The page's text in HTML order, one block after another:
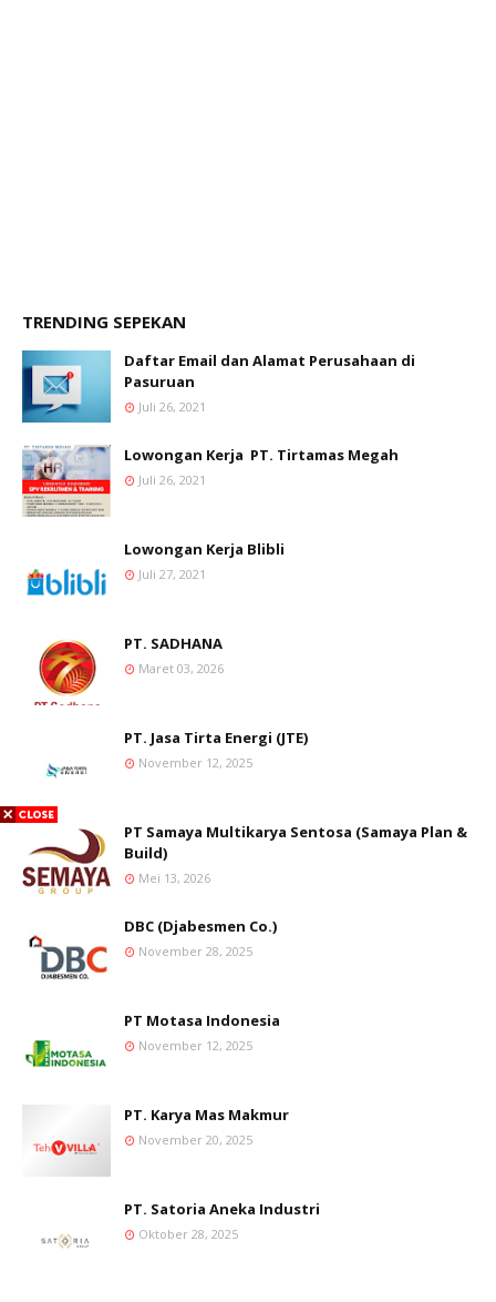
TRENDING SEPEKAN
Daftar Email dan Alamat Perusahaan di
Pasuruan
Juli 26, 2021
Lowongan Kerja PT. Tirtamas Megah
Juli 26, 2021
Lowongan Kerja Blibli
Juli 27, 2021
PT. SADHANA
Maret 03, 2026
PT. Jasa Tirta Energi (JTE)
November 12, 2025
PT Samaya Multikarya Sentosa (Samaya Plan &
Build)
Mei 13, 2026
DBC (Djabesmen Co.)
November 28, 2025
PT Motasa Indonesia
November 12, 2025
PT. Karya Mas Makmur
November 20, 2025
PT. Satoria Aneka Industri
Oktober 28, 2025